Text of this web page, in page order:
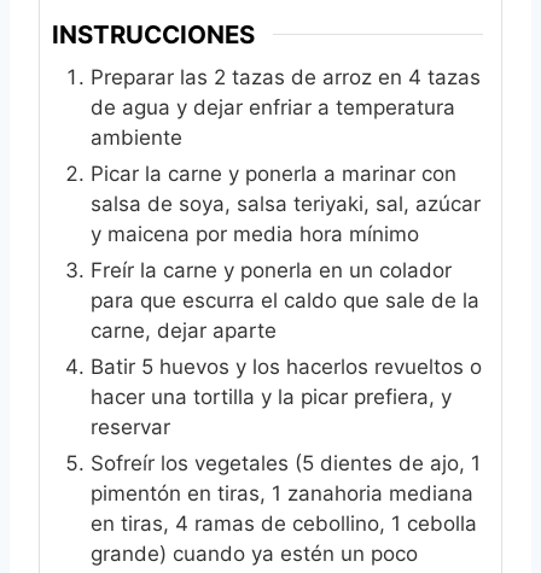
INSTRUCCIONES
Preparar las 2 tazas de arroz en 4 tazas
de agua y dejar enfriar a temperatura
ambiente
Picar la carne y ponerla a marinar con
salsa de soya, salsa teriyaki, sal, azúcar
y maicena por media hora mínimo
Freír la carne y ponerla en un colador
para que escurra el caldo que sale de la
carne, dejar aparte
Batir 5 huevos y los hacerlos revueltos o
hacer una tortilla y la picar prefiera, y
reservar
Sofreír los vegetales (5 dientes de ajo, 1
pimentón en tiras, 1 zanahoria mediana
en tiras, 4 ramas de cebollino, 1 cebolla
grande) cuando ya estén un poco